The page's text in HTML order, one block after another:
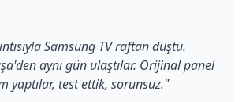
Samsung TV raftan düştü.
aynı gün ulaştılar. Orijinal panel
yaptılar, test ettik, sorunsuz."